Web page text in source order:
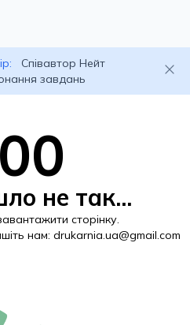
Співавтор Нейт
завдань
не так...
сторінку.
нам: drukarnia.ua@gmail.com